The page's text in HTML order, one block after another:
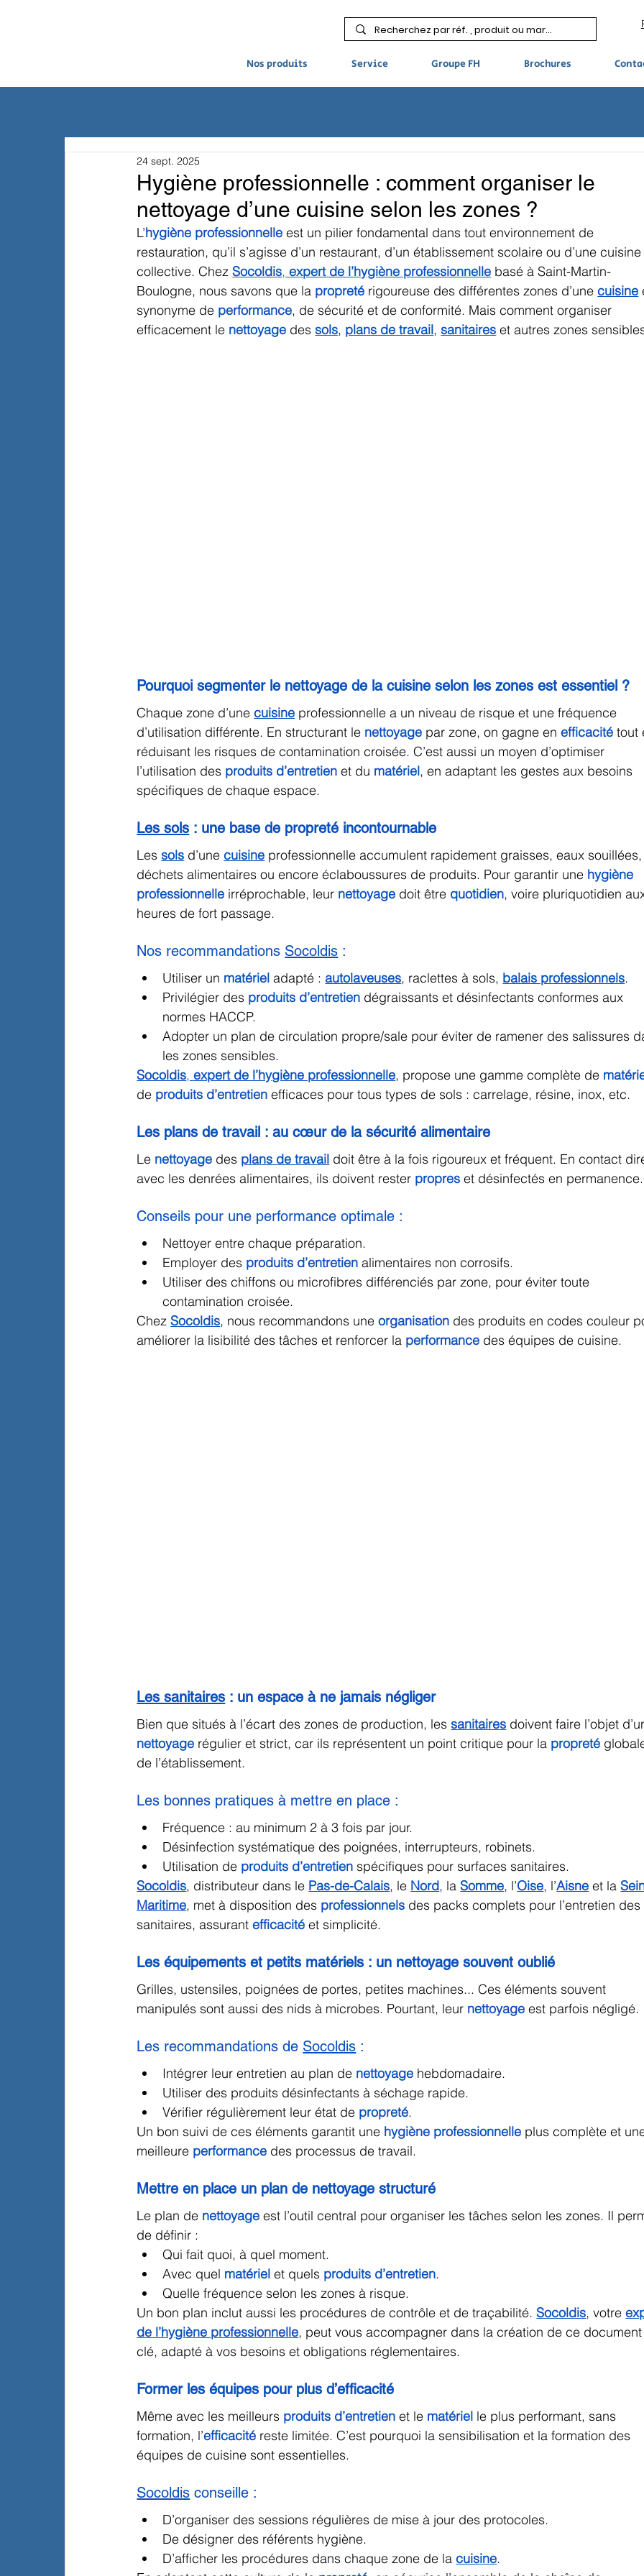
Nos produits Service Groupe FH Brochures
Hygiène professionnelle : comment organiser le
nettoyage d’une cuisine selon les zones ?
24 sept. 2025
L’hygiène professionnelle est un pilier fondamental dans tout environnement de
restauration, qu’il s’agisse d’un restaurant, d’un établissement scolaire ou d’une
collective. Chez Socoldis, expert de l’hygiène professionnelle basé à Saint-Martin-
Boulogne, nous savons que la propreté rigoureuse des différentes zones d’une cuisine
synonyme de performance, de sécurité et de conformité. Mais comment organiser
efficacement le nettoyage des sols, plans de travail, sanitaires et autres zones
Pourquoi segmenter le nettoyage de la cuisine selon les zones est essentiel ?
Chaque zone d’une cuisine professionnelle a un niveau de risque et une fréquence
d’utilisation différente. En structurant le nettoyage par zone, on gagne en efficacité tout
réduisant les risques de contamination croisée. C’est aussi un moyen d’optimiser
l’utilisation des produits d’entretien et du matériel, en adaptant les gestes aux besoins
spécifiques de chaque espace.
Les sols : une base de propreté incontournable
Les sols d’une cuisine professionnelle accumulent rapidement graisses, eaux
déchets alimentaires ou encore éclaboussures de produits. Pour garantir une hygiène
professionnelle irréprochable, leur nettoyage doit être quotidien, voire pluriquotidien
heures de fort passage.
Nos recommandations Socoldis :
Utiliser un matériel adapté : autolaveuses, raclettes à sols, balais professionnels.
Privilégier des produits d’entretien dégraissants et désinfectants conformes aux
normes HACCP.
Adopter un plan de circulation propre/sale pour éviter de ramener des salissures
les zones sensibles.
Socoldis, expert de l’hygiène professionnelle, propose une gamme complète de
de produits d’entretien efficaces pour tous types de sols : carrelage, résine, inox, etc.
Les plans de travail : au cœur de la sécurité alimentaire
Le nettoyage des plans de travail doit être à la fois rigoureux et fréquent. En contact
avec les denrées alimentaires, ils doivent rester propres et désinfectés en permanence.
Conseils pour une performance optimale :
Nettoyer entre chaque préparation.
Employer des produits d’entretien alimentaires non corrosifs.
Utiliser des chiffons ou microfibres différenciés par zone, pour éviter toute
contamination croisée.
Chez Socoldis, nous recommandons une organisation des produits en codes couleur
améliorer la lisibilité des tâches et renforcer la performance des équipes de cuisine.
Les sanitaires : un espace à ne jamais négliger
Bien que situés à l’écart des zones de production, les sanitaires doivent faire l’objet
nettoyage régulier et strict, car ils représentent un point critique pour la propreté
de l’établissement.
Les bonnes pratiques à mettre en place :
Fréquence : au minimum 2 à 3 fois par jour.
Désinfection systématique des poignées, interrupteurs, robinets.
Utilisation de produits d’entretien spécifiques pour surfaces sanitaires.
Socoldis, distributeur dans le Pas-de-Calais, le Nord, la Somme, l’Oise, l’Aisne et la
Maritime, met à disposition des professionnels des packs complets pour l’entretien des
sanitaires, assurant efficacité et simplicité.
Les équipements et petits matériels : un nettoyage souvent oublié
Grilles, ustensiles, poignées de portes, petites machines... Ces éléments souvent
manipulés sont aussi des nids à microbes. Pourtant, leur nettoyage est parfois négligé.
Les recommandations de Socoldis :
Intégrer leur entretien au plan de nettoyage hebdomadaire.
Utiliser des produits désinfectants à séchage rapide.
Vérifier régulièrement leur état de propreté.
Un bon suivi de ces éléments garantit une hygiène professionnelle plus complète et
meilleure performance des processus de travail.
Mettre en place un plan de nettoyage structuré
Le plan de nettoyage est l’outil central pour organiser les tâches selon les zones. Il
de définir :
Qui fait quoi, à quel moment.
Avec quel matériel et quels produits d’entretien.
Quelle fréquence selon les zones à risque.
Un bon plan inclut aussi les procédures de contrôle et de traçabilité. Socoldis, votre
de l’hygiène professionnelle, peut vous accompagner dans la création de ce
clé, adapté à vos besoins et obligations réglementaires.
Former les équipes pour plus d’efficacité
Même avec les meilleurs produits d’entretien et le matériel le plus performant, sans
formation, l’efficacité reste limitée. C’est pourquoi la sensibilisation et la formation des
équipes de cuisine sont essentielles.
Socoldis conseille :
D’organiser des sessions régulières de mise à jour des protocoles.
De désigner des référents hygiène.
D’afficher les procédures dans chaque zone de la cuisine.